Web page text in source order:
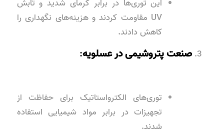
این توری‌ها در برابر گرمای شدید و تابش
UV مقاومت کردند و هزینه‌های نگهداری را
کاهش دادند.
صنعت پتروشیمی در عسلویه:
توری‌های الکترواستاتیک برای حفاظت از
تجهیزات در برابر مواد شیمیایی استفاده
شدند.